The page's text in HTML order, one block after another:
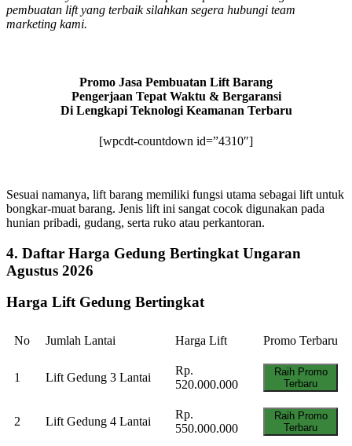
pembuatan lift yang terbaik silahkan segera hubungi team
marketing kami.
Promo Jasa Pembuatan Lift Barang
Pengerjaan Tepat Waktu & Bergaransi
Di Lengkapi Teknologi Keamanan Terbaru
[wpcdt-countdown id=”4310″]
Sesuai namanya, lift barang memiliki fungsi utama sebagai lift untuk
bongkar-muat barang. Jenis lift ini sangat cocok digunakan pada
hunian pribadi, gudang, serta ruko atau perkantoran.
4. Daftar Harga Gedung Bertingkat Ungaran
Agustus 2026
Harga Lift Gedung Bertingkat
No Jumlah Lantai Harga Lift Promo Terbaru
1 Lift Gedung 3 Lantai
Rp.
520.000.000
Raih Promo
Terbaru
2 Lift Gedung 4 Lantai
Rp.
550.000.000
Raih Promo
Terbaru